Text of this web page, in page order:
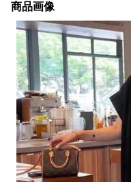
商品画像